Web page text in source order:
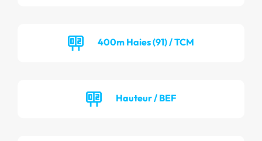
400m Haies (91) / TCM
Hauteur / BEF